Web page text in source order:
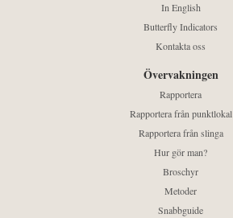
In English
Butterfly Indicators
Kontakta oss
Övervakningen
Rapportera
Rapportera från punktlokal
Rapportera från slinga
Hur gör man?
Broschyr
Metoder
Snabbguide